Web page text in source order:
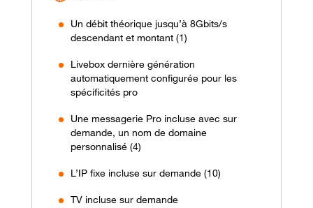
Un débit théorique jusqu’à 8Gbits/s
descendant et montant (1)
Livebox dernière génération
automatiquement configurée pour les
spécificités pro
Une messagerie Pro incluse avec sur
demande, un nom de domaine
personnalisé (4)
L’IP fixe incluse sur demande (10)
TV incluse sur demande